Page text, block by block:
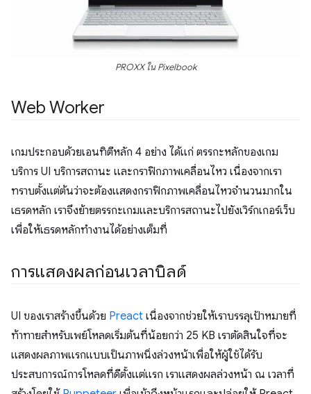
PROXX ใน Pixelbook
Web Worker
เกมประกอบด้วยเอนทิตีหลัก 4 อย่าง ได้แก่ ตรรกะหลักของเกม
บริการ UI บริการสถานะ และกราฟิกภาพเคลื่อนไหว เนื่องจากเรา
ทราบตั้งแต่ต้นว่าจะต้องแสดงกราฟิกภาพเคลื่อนไหวจำนวนมากใน
เธรดหลัก เราจึงย้ายตรรกะเกมและบริการสถานะไปยังเวิร์กเกอร์เว็บ
เพื่อให้เธรดหลักทำงานได้อย่างเต็มที่
การแสดงผลก่อนเวลาบิลด์
UI ของเราสร้างขึ้นด้วย Preact เนื่องจากช่วยให้เราบรรลุเป้าหมายที่
ท้าทายสำหรับเพย์โหลดเริ่มต้นที่น้อยกว่า 25 KB เราตัดสินใจที่จะ
แสดงผลภาพแรกแบบเป็นภาพนิ่งล่วงหน้าเพื่อให้ผู้ใช้ได้รับ
ประสบการณ์การโหลดที่ดีตั้งแต่แรก เราแสดงผลล่วงหน้า ณ เวลาที่